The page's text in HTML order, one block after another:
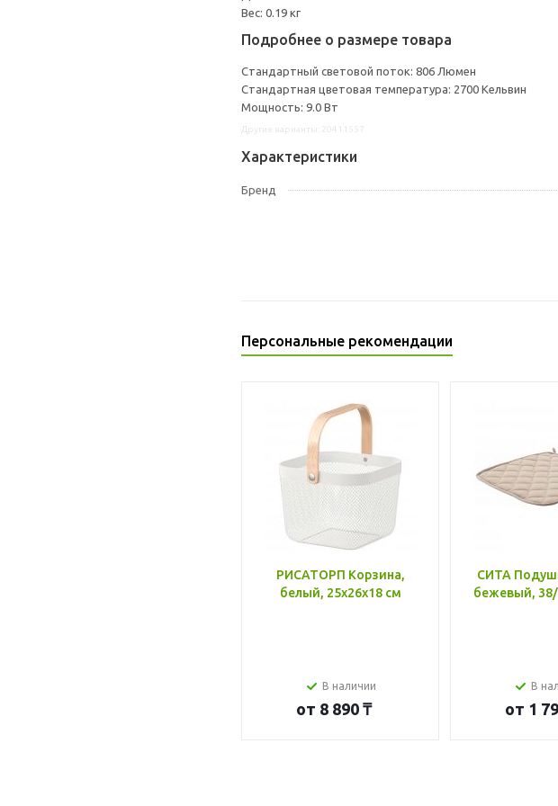
Вес: 0.19 кг
Подробнее о размере товара
Стандартный световой поток: 806 Люмен
Стандартная цветовая температура: 2700 Кельвин
Мощность: 9.0 Вт
Характеристики
Бренд
Персональные рекомендации
РИСАТОРП Корзина,
белый, 25x26x18 см
В наличии
от 8 890 ₸
СИТА
бежевый, 38/
В
от 1